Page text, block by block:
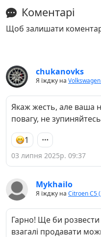
Коментарі
Щоб залишати
chukanovks
Я їжджу на
Якаж жесть, але ваша
повагу, не зупиняйтесь
1
03 липня 2025р. 09:37
Mykhailo
Я їжджу на Citroen C5
Гарно! Ще би розвести
взагалі продавати